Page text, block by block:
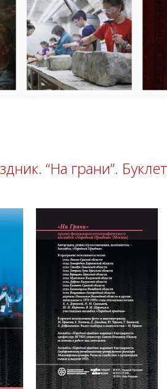
“На грани”. Буклет